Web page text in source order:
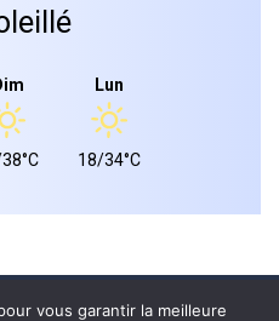
Lun
18/34°C
- Tous droits réservés.
vous garantir la meilleure